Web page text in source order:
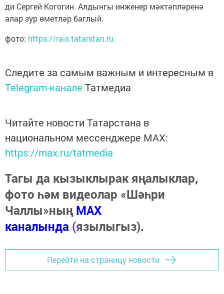
ди Сергей Когогин. Алдынгы инженер мәктәпләренә
алар зур өметләр баглый.
фото: https://rais.tatarstan.ru
Следите за самым важным и интересным в
Telegram-канале Татмедиа
Читайте новости Татарстана в
национальном мессенджере MАХ:
https://max.ru/tatmedia
Тагы да кызыклырак яңалыклар,
фото һәм видеолар «Шәһри
Чаллы»ныңMAX
каналында (язылыгыз).
Перейти на страницу новости